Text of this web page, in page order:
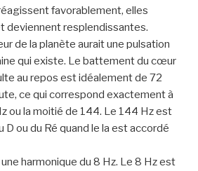
favorablement, elles
deviennent resplendissantes.
de la planète aurait une pulsation
qui existe. Le battement du cœur
au repos est idéalement de 72
ce qui correspond exactement à
ou la moitié de 144. Le 144 Hz est
D ou du Ré quand le la est accordé
harmonique du 8 Hz. Le 8 Hz est